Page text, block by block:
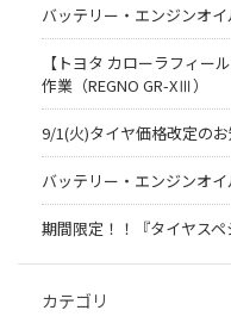
バッテリー・エンジンオ
【トヨタ カローラフィー
作業（REGNO GR-XⅢ）
9/1(火)タイヤ価格改定の
バッテリー・エンジンオ
期間限定！！『タイヤス
カテゴリ